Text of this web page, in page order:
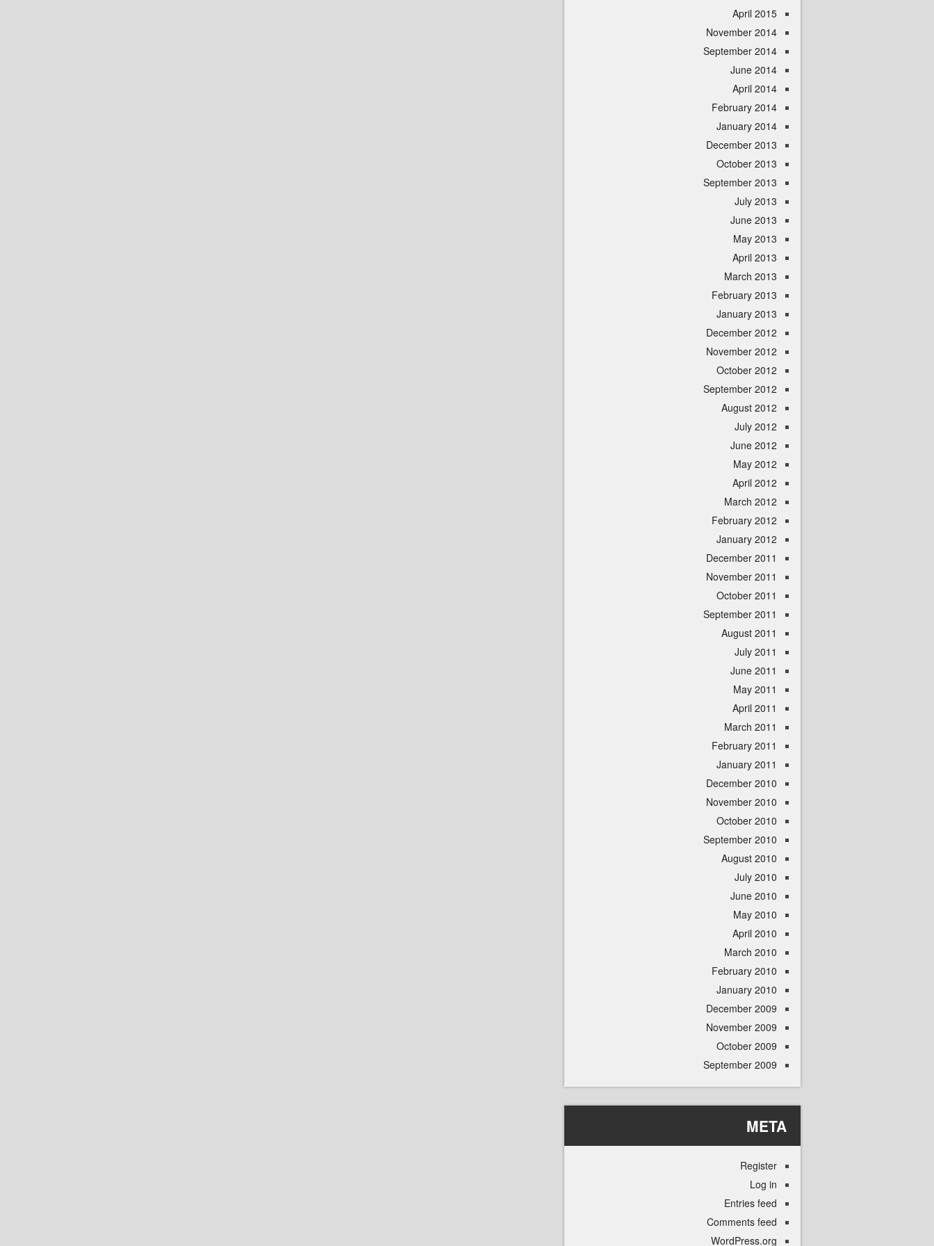
April 2015
November 2014
September 2014
June 2014
April 2014
February 2014
January 2014
December 2013
October 2013
September 2013
July 2013
June 2013
May 2013
April 2013
March 2013
February 2013
January 2013
December 2012
November 2012
October 2012
September 2012
August 2012
July 2012
June 2012
May 2012
April 2012
March 2012
February 2012
January 2012
December 2011
November 2011
October 2011
September 2011
August 2011
July 2011
June 2011
May 2011
April 2011
March 2011
February 2011
January 2011
December 2010
November 2010
October 2010
September 2010
August 2010
July 2010
June 2010
May 2010
April 2010
March 2010
February 2010
January 2010
December 2009
November 2009
October 2009
September 2009
META
Register
Log in
Entries feed
Comments feed
WordPress.org